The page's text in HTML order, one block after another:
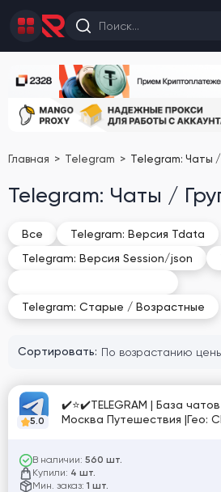
Главная Telegram Telegram: Чаты /
Telegram: Чаты /
Все
Telegram: Версия Tdata
Telegram: Версия Session/json
Telegram: Старые / Возрастные
Сортировать:
5.0
✔️⭐✔️TELEGRAM | База
Москва Путешествия |Гео:
В наличии: 560 шт.
Купили: 4 шт.
Мин. заказ: 1 шт.